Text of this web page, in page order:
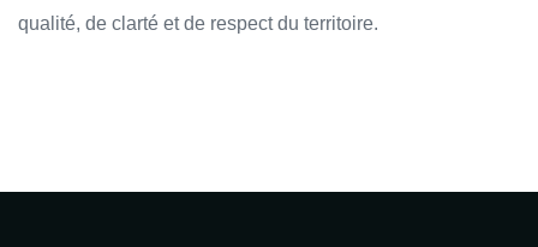
qualité, de clarté et de respect du territoire.